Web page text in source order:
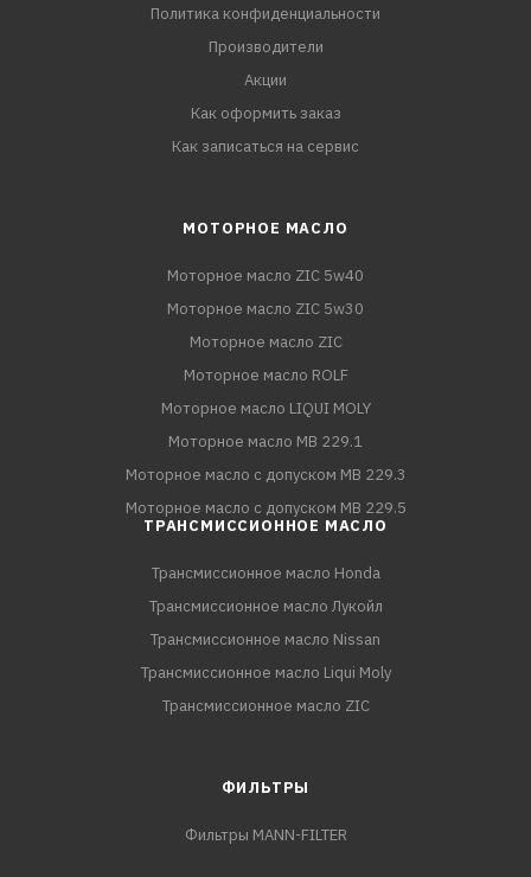
Политика конфиденциальности
Производители
Акции
Как оформить заказ
Как записаться на сервис
МОТОРНОЕ МАСЛО
Моторное масло ZIC 5w40
Моторное масло ZIC 5w30
Моторное масло ZIC
Моторное масло ROLF
Моторное масло LIQUI MOLY
Моторное масло MB 229.1
Моторное масло с допуском MB 229.3
Моторное масло с допуском MB 229.5
ТРАНСМИССИОННОЕ МАСЛО
Трансмиссионное масло Honda
Трансмиссионное масло Лукойл
Трансмиссионное масло Nissan
Трансмиссионное масло Liqui Moly
Трансмиссионное масло ZIC
ФИЛЬТРЫ
Фильтры MANN-FILTER